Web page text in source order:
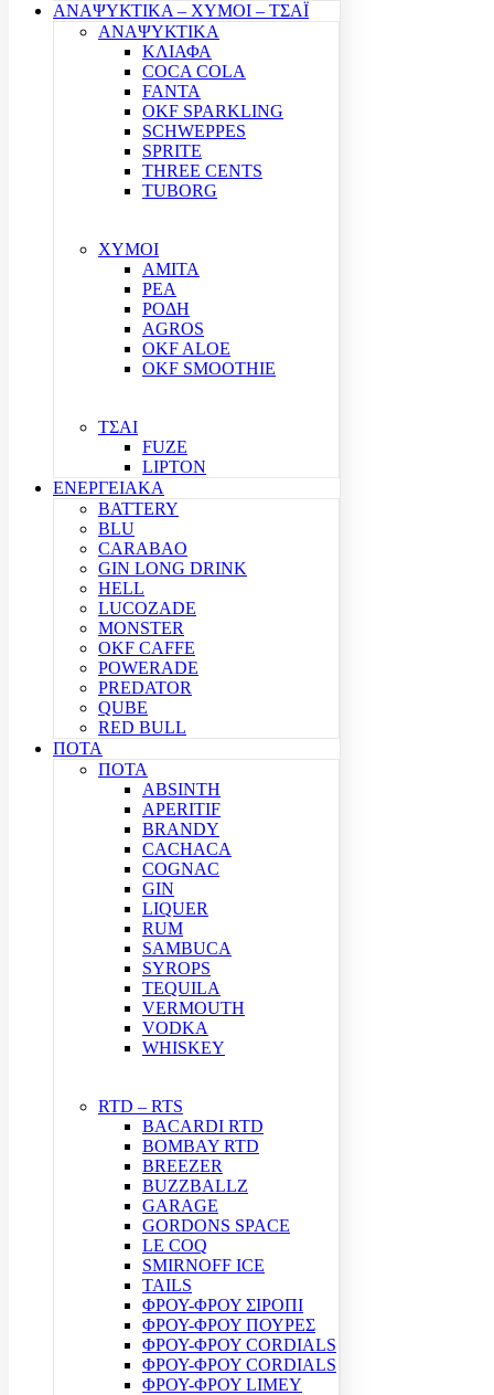
ΑΝΑΨΥΚΤΙΚΑ – ΧΥΜΟΙ – ΤΣΑΪ
ΑΝΑΨΥΚΤΙΚΑ
ΚΛΙΑΦΑ
COCA COLA
FANTA
OKF SPARKLING
SCHWEPPES
SPRITE
THREE CENTS
TUBORG
ΧΥΜΟΙ
ΑΜΙΤΑ
ΡΕΑ
ΡΟΔΗ
AGROS
OKF ALOE
OKF SMOOTHIE
ΤΣΑΙ
FUZE
LIPTON
ΕΝΕΡΓΕΙΑΚΑ
BATTERY
BLU
CARABAO
GIN LONG DRINK
HELL
LUCOZADE
MONSTER
OKF CAFFE
POWERADE
PREDATOR
QUBE
RED BULL
ΠΟΤΑ
ΠΟΤΑ
ABSINTH
APERITIF
BRANDY
CACHACA
COGNAC
GIN
LIQUER
RUM
SAMBUCA
SYROPS
TEQUILA
VERMOUTH
VODKA
WHISKEY
RTD – RTS
BACARDI RTD
BOMBAY RTD
BREEZER
BUZZBALLZ
GARAGE
GORDONS SPACE
LE COQ
SMIRNOFF ICE
TAILS
ΦΡΟΥ-ΦΡΟΥ ΣΙΡΟΠΙ
ΦΡΟΥ-ΦΡΟΥ ΠΟΥΡΕΣ
ΦΡΟΥ-ΦΡΟΥ CORDIALS
ΦΡΟΥ-ΦΡΟΥ CORDIALS
ΦΡΟΥ-ΦΡΟΥ LIMEY